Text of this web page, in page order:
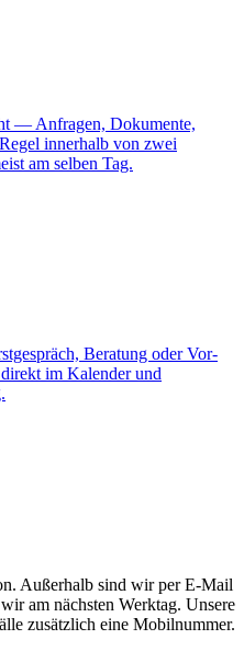
— Anfragen, Dokumente,
innerhalb von zwei
am selben Tag.
Beratung oder Vor-
im Kalender und
Außerhalb sind wir per E-Mail
am nächsten Werktag. Unsere
zusätzlich eine Mobilnummer.